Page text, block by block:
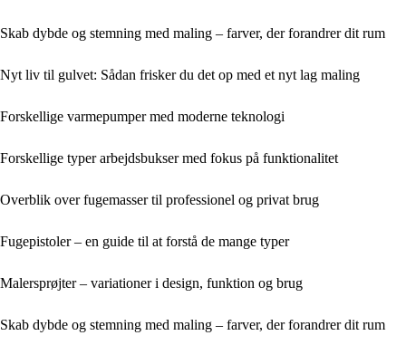
Skab dybde og stemning med maling – farver, der forandrer dit rum
Nyt liv til gulvet: Sådan frisker du det op med et nyt lag maling
Forskellige varmepumper med moderne teknologi
Forskellige typer arbejdsbukser med fokus på funktionalitet
Overblik over fugemasser til professionel og privat brug
Fugepistoler – en guide til at forstå de mange typer
Malersprøjter – variationer i design, funktion og brug
Skab dybde og stemning med maling – farver, der forandrer dit rum